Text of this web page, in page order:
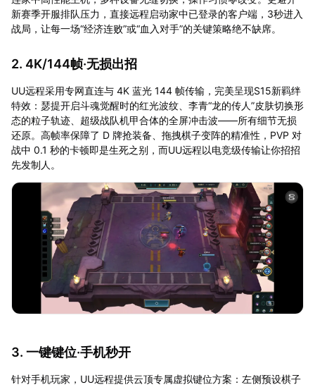
新赛季开服排队压力，直接远程启动家中已登录的客户端，3秒进入
战局，让每一场“经济连败”或“血入对手”的关键策略绝不缺席。
2. 4K/144帧·无损出招
UU远程采用专网直连与 4K 蓝光 144 帧传输，完美呈现S15新羁绊
特效：瑟提开启斗魂觉醒时的红光波纹、李青“龙的传人”皮肤切换形
态的粒子轨迹、超级战队机甲合体的全屏冲击波——所有细节无损
还原。高帧率保障了 D 牌抢装备、拖拽棋子变阵的精准性，PVP 对
战中 0.1 秒的卡顿即是生死之别，而UU远程以电竞级传输让你招招
先发制人。
3. 一键键位·手机秒开
针对手机玩家，UU远程提供云顶专属虚拟键位方案：左侧预设棋子